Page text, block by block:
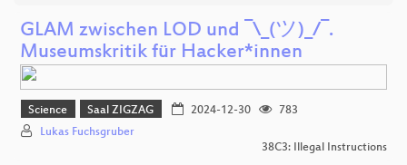
GLAM zwischen LOD und ¯\_(ツ)_/¯.
Museumskritik für Hacker*innen
Science Saal ZIGZAG 2024-12-30
783
Lukas Fuchsgruber
38C3: Illegal Instructions